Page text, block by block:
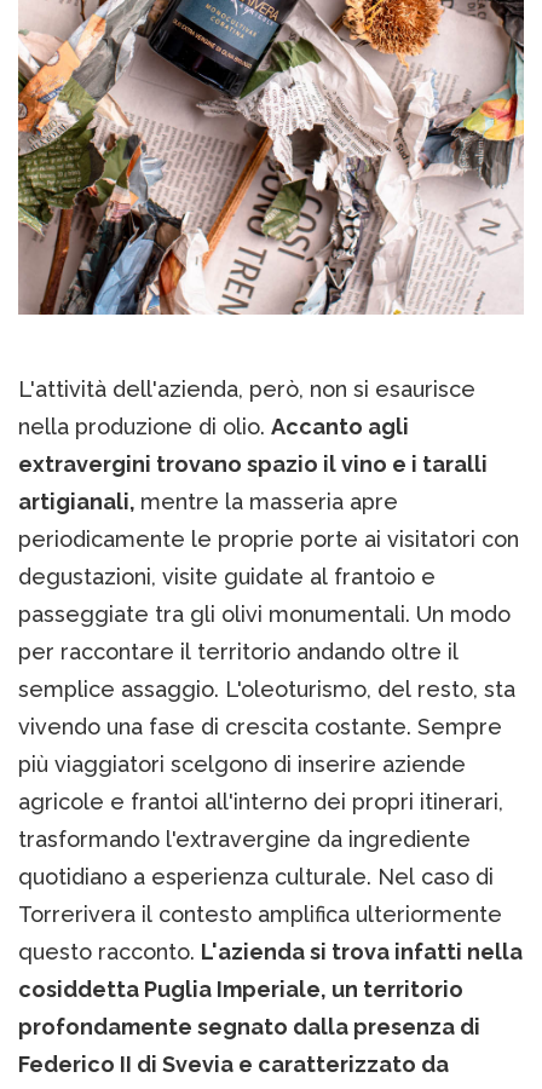
L'attività dell'azienda, però, non si esaurisce
nella produzione di olio. Accanto agli
extravergini trovano spazio il vino e i taralli
artigianali, mentre la masseria apre
periodicamente le proprie porte ai visitatori con
degustazioni, visite guidate al frantoio e
passeggiate tra gli olivi monumentali. Un modo
per raccontare il territorio andando oltre il
semplice assaggio. L'oleoturismo, del resto, sta
vivendo una fase di crescita costante. Sempre
più viaggiatori scelgono di inserire aziende
agricole e frantoi all'interno dei propri itinerari,
trasformando l'extravergine da ingrediente
quotidiano a esperienza culturale. Nel caso di
Torrerivera il contesto amplifica ulteriormente
questo racconto. L'azienda si trova infatti nella
cosiddetta Puglia Imperiale, un territorio
profondamente segnato dalla presenza di
Federico II di Svevia e caratterizzato da